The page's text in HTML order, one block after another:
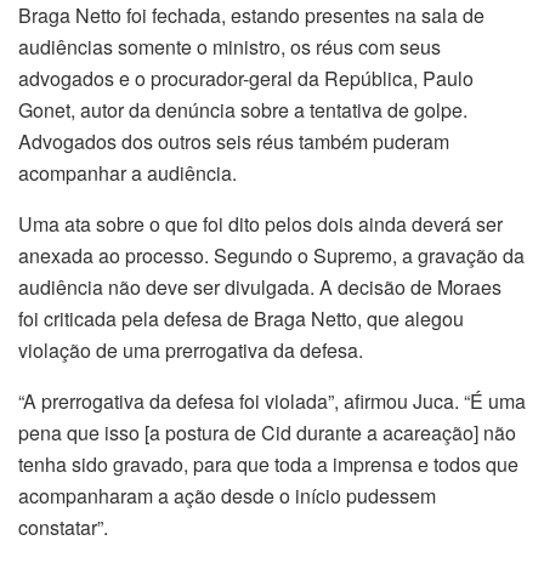
Braga Netto foi fechada, estando presentes na sala de
audiências somente o ministro, os réus com seus
advogados e o procurador-geral da República, Paulo
Gonet, autor da denúncia sobre a tentativa de golpe.
Advogados dos outros seis réus também puderam
acompanhar a audiência.
Uma ata sobre o que foi dito pelos dois ainda deverá ser
anexada ao processo. Segundo o Supremo, a gravação da
audiência não deve ser divulgada. A decisão de Moraes
foi criticada pela defesa de Braga Netto, que alegou
violação de uma prerrogativa da defesa.
“A prerrogativa da defesa foi violada”, afirmou Juca. “É uma
pena que isso [a postura de Cid durante a acareação] não
tenha sido gravado, para que toda a imprensa e todos que
acompanharam a ação desde o início pudessem
constatar”.